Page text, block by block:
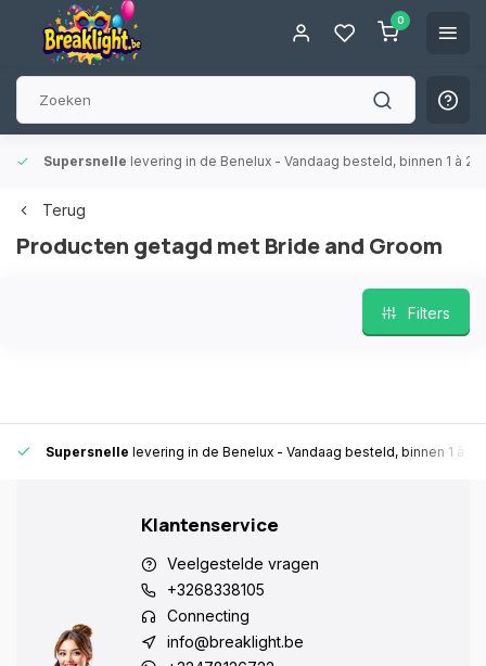
0
Supersnelle levering in de Benelux - Vandaag besteld, binnen 1 à 2
Terug
Producten getagd met Bride and Groom
Filters
Supersnelle levering in de Benelux - Vandaag besteld, binnen 1 à 2
Klantenservice
Veelgestelde vragen
+3268338105
Connecting
info@breaklight.be